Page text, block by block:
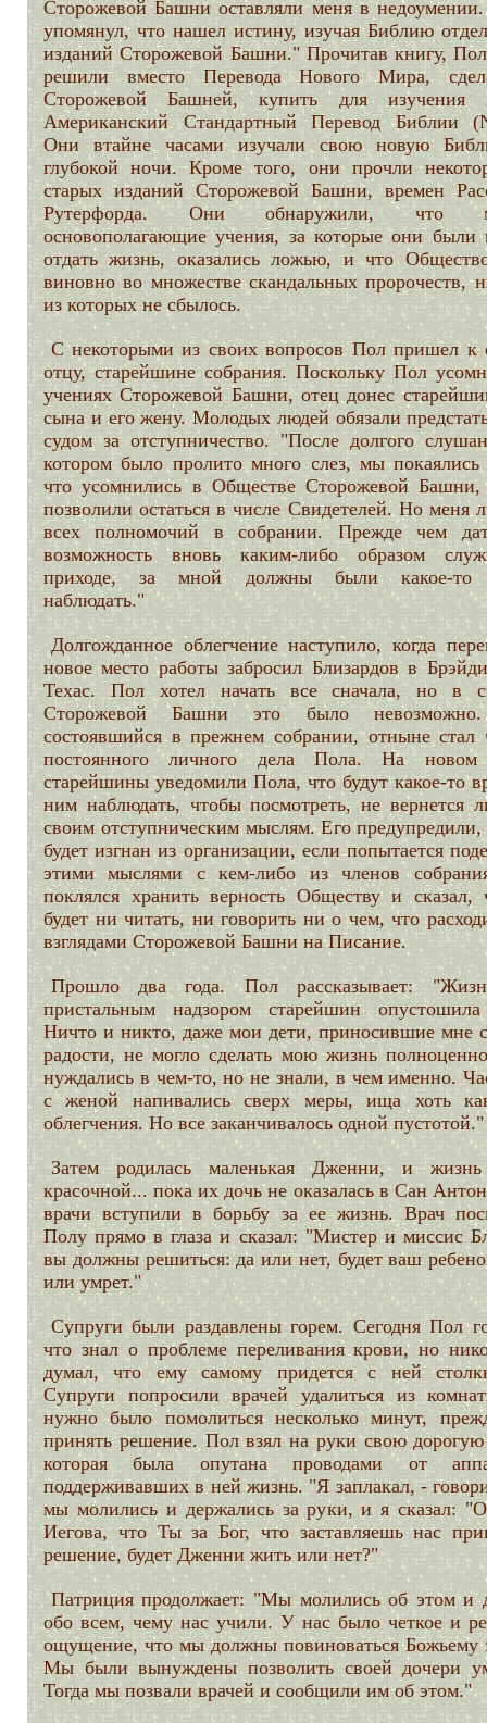
Сторожевой Башни оставляли меня в
упомянул, что нашел истину, изучая Библию
изданий Сторожевой Башни." Прочитав книгу,
решили вместо Перевода Нового Мира,
Сторожевой Башней, купить для изучения
Американский Стандартный Перевод Библии
Они втайне часами изучали свою новую
глубокой ночи. Кроме того, они прочли
старых изданий Сторожевой Башни, времен
Рутерфорда. Они обнаружили, что
основополагающие учения, за которые они были
отдать жизнь, оказались ложью, и что
виновно во множестве скандальных пророчеств,
из которых не сбылось.
С некоторыми из своих вопросов Пол пришел к
отцу, старейшине собрания. Поскольку Пол
учениях Сторожевой Башни, отец донес
сына и его жену. Молодых людей обязали
судом за отступничество. "После долгого
котором было пролито много слез, мы
что усомнились в Обществе Сторожевой
позволили остаться в числе Свидетелей. Но меня
всех полномочий в собрании. Прежде чем
возможность вновь каким-либо образом
приходе, за мной должны были какое-то
наблюдать."
Долгожданное облегчение наступило, когда
новое место работы забросил Близардов в
Техас. Пол хотел начать все сначала, но в
Сторожевой Башни это было
состоявшийся в прежнем собрании, отныне стал
постоянного личного дела Пола. На новом
старейшины уведомили Пола, что будут какое-то
ним наблюдать, чтобы посмотреть, не вернется
своим отступническим мыслям. Его
будет изгнан из организации, если попытается
этими мыслями с кем-либо из членов
поклялся хранить верность Обществу и сказал,
будет ни читать, ни говорить ни о чем, что
взглядами Сторожевой Башни на Писание.
Прошло два года. Пол рассказывает:
пристальным надзором старейшин
Ничто и никто, даже мои дети, приносившие мне
радости, не могло сделать мою жизнь
нуждались в чем-то, но не знали, в чем именно.
с женой напивались сверх меры, ища хоть
облегчения. Но все заканчивалось одной пустотой."
Затем родилась маленькая Дженни, и жизнь
красочной... пока их дочь не оказалась в Сан
врачи вступили в борьбу за ее жизнь. Врач
Полу прямо в глаза и сказал: "Мистер и миссис
вы должны решиться: да или нет, будет ваш
или умрет."
Супруги были раздавлены горем. Сегодня Пол
что знал о проблеме переливания крови, но
думал, что ему самому придется с ней
Супруги попросили врачей удалиться из
нужно было помолиться несколько минут,
принять решение. Пол взял на руки свою дорогую
которая была опутана проводами от
поддерживавших в ней жизнь. "Я заплакал, -
мы молились и держались за руки, и я сказал:
Иегова, что Ты за Бог, что заставляешь нас
решение, будет Дженни жить или нет?"
Патриция продолжает: "Мы молились об этом и
обо всем, чему нас учили. У нас было четкое и
ощущение, что мы должны повиноваться Божьему
Мы были вынуждены позволить своей дочери
Тогда мы позвали врачей и сообщили им об этом."